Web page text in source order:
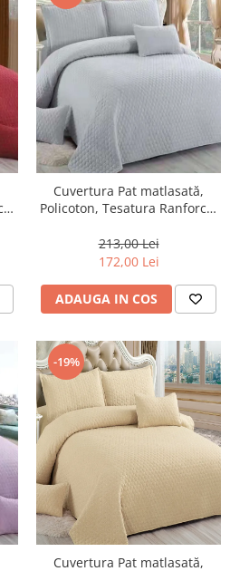
Cuvertura Pat matlasată,
Policoton, Tesatura Ranforce,
213,00 Lei
172,00 Lei
ADAUGA IN COS
-19%
Cuvertura Pat matlasată,